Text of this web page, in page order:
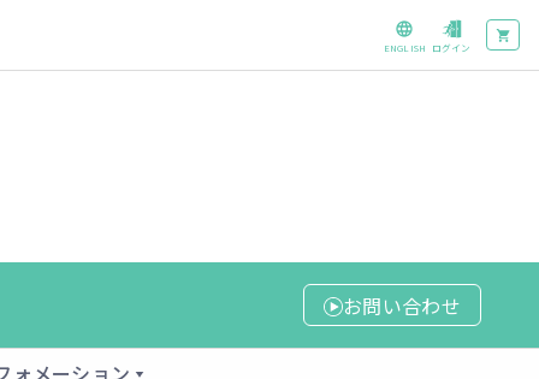
ログイン
ENGLISH
お問い合わせ
ォメーション